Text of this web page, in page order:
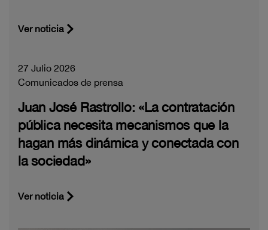
Ver noticia
27 Julio 2026
Comunicados de prensa
Juan José Rastrollo: «La contratación
pública necesita mecanismos que la
hagan más dinámica y conectada con
la sociedad»
Ver noticia